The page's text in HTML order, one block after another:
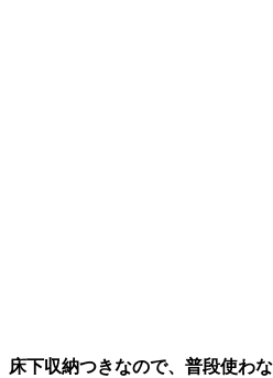
床下収納つきなので、普段使わ